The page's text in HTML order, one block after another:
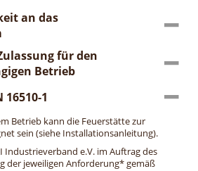
an das
für den
Betrieb
1
Betrieb kann die Feuerstätte zur
sein (siehe Installationsanleitung).
e.V. im Auftrag des
der jeweiligen Anforderung* gemäß